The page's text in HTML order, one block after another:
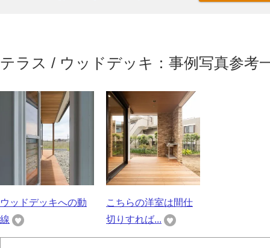
テラス / ウッドデッキ：事例写真参考
ウッドデッキへの動
線
こちらの洋室は間仕
切りすれば...